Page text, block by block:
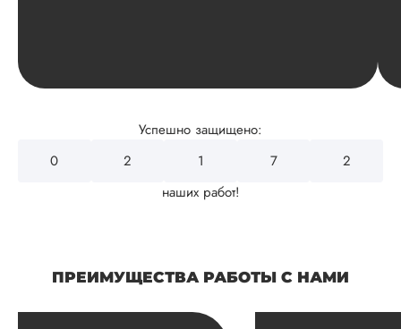
Успешно защищено:
2
3
4
2
0
наших работ!
ПРЕИМУЩЕСТВА РАБОТЫ С НАМИ